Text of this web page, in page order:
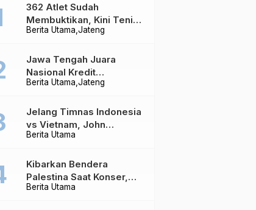
Berita Utama Jateng
362 Atlet Sudah
Membuktikan, Kini Tenis
Meja Jateng Dibidik Jadi
Berita Utama Jateng
Jawa Tengah Juara
Nasional Kredit
Perumahan, Realisasi
Berita Utama
Jelang Timnas Indonesia
vs Vietnam, John
Herdman Ungkap Hal
Berita Utama
Kibarkan Bendera
Palestina Saat Konser,
Massive Attack Dilarang